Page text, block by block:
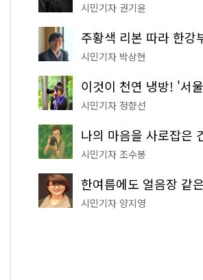
시민기자 권기윤
시민기자 박상현
시민기자 정향선
시민기자 조수봉
시민기자 양지영